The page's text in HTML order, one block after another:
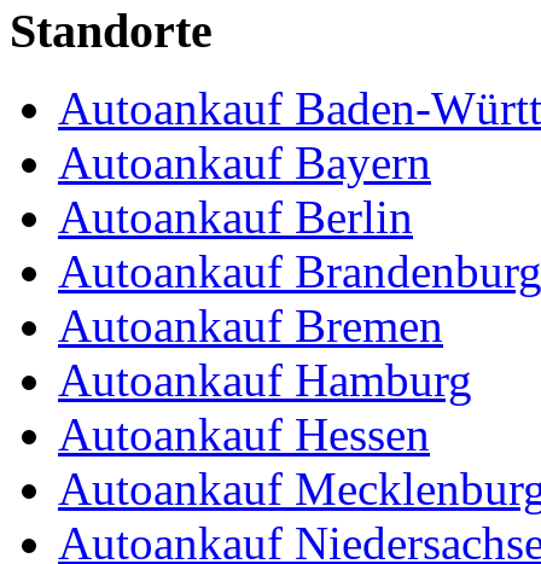
Standorte
Autoankauf Baden-
Autoankauf Bayern
Autoankauf Berlin
Autoankauf Brandenburg
Autoankauf Bremen
Autoankauf Hamburg
Autoankauf Hessen
Autoankauf
Autoankauf